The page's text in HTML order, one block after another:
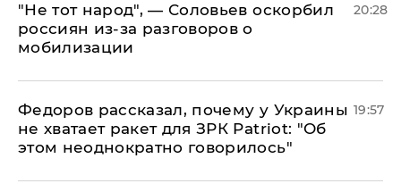
​"Не тот народ", — Соловьев оскорбил
россиян из-за разговоров о
мобилизации
20:28
Федоров рассказал, почему у Украины
не хватает ракет для ЗРК Patriot: "Об
этом неоднократно говорилось"
19:57